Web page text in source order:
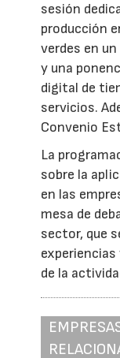
sesión
producción
verdes en
y una
digital de
servicios.
Convenio
La
sobre la
en las
mesa de
sector, que
de la